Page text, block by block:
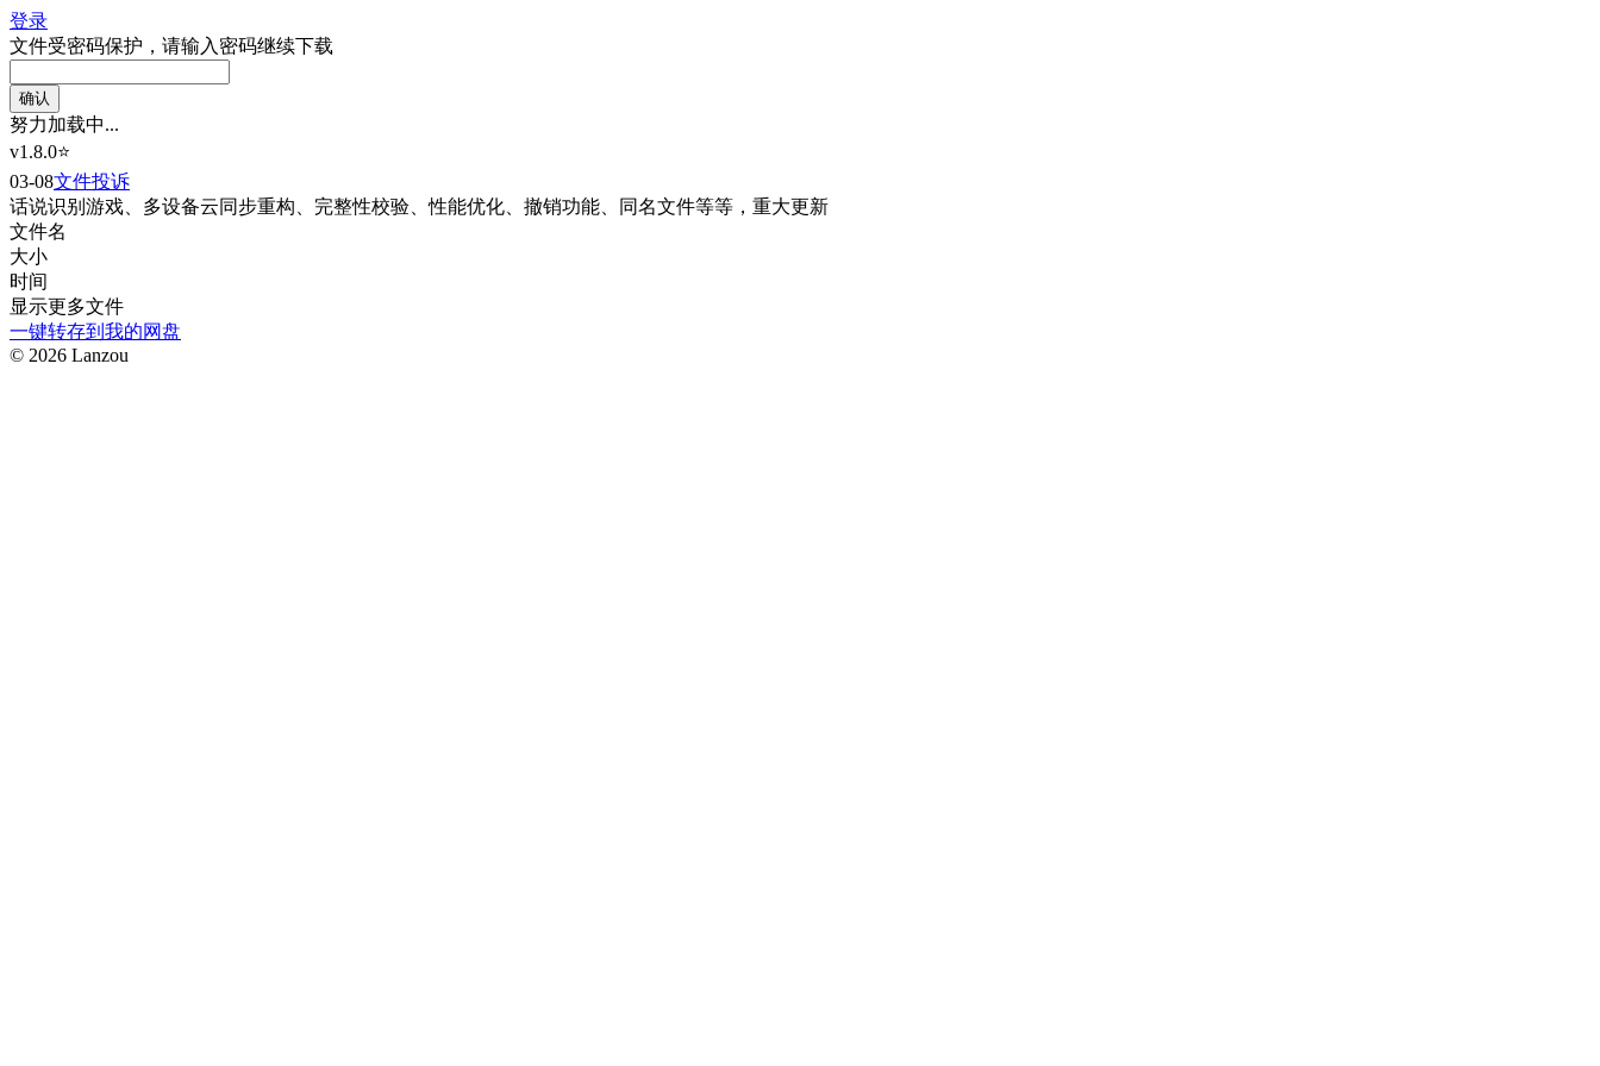
登录
文件受密码保护，请输入密码继续下载
努力加载中...
v1.8.0⭐
03-08文件投诉
话说识别游戏、多设备云同步重构、完整性校验、性能优化、撤销功能、同名文件等等，重大更新
文件名
大小
时间
显示更多文件
一键转存到我的网盘
© 2026 Lanzou